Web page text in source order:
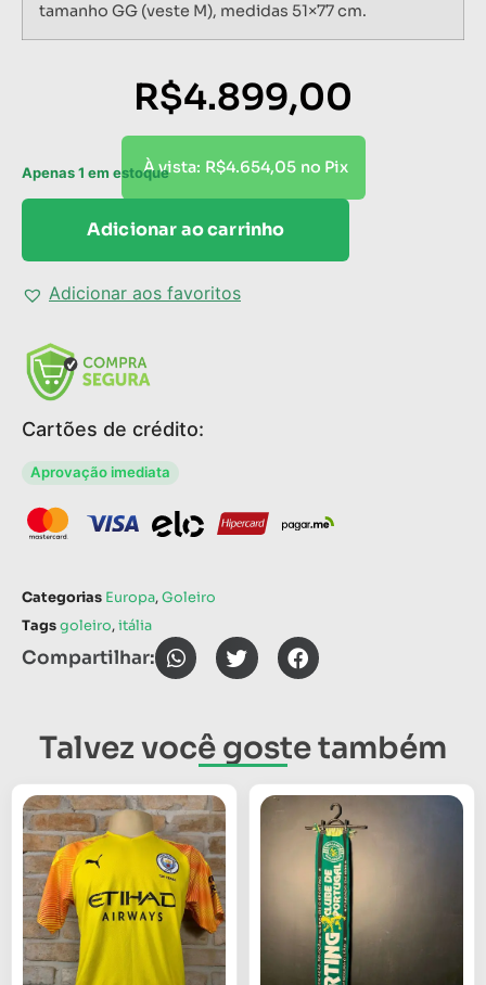
tamanho GG (veste M), medidas 51×77 cm.
R$4.899,00
À vista: R$4.654,05 no Pix
Apenas 1 em estoque
Adicionar ao carrinho
Adicionar aos favoritos
Cartões de crédito:
Aprovação imediata
Categorias Europa,Goleiro
Tagsgoleiro,itália
Compartilhar:
Talvez você goste também